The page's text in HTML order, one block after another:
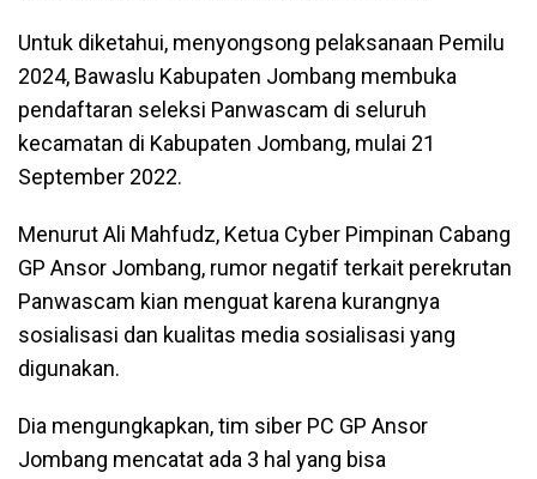
Untuk diketahui, menyongsong pelaksanaan Pemilu
2024, Bawaslu Kabupaten Jombang membuka
pendaftaran seleksi Panwascam di seluruh
kecamatan di Kabupaten Jombang, mulai 21
September 2022.
Menurut Ali Mahfudz, Ketua Cyber Pimpinan Cabang
GP Ansor Jombang, rumor negatif terkait perekrutan
Panwascam kian menguat karena kurangnya
sosialisasi dan kualitas media sosialisasi yang
digunakan.
Dia mengungkapkan, tim siber PC GP Ansor
Jombang mencatat ada 3 hal yang bisa